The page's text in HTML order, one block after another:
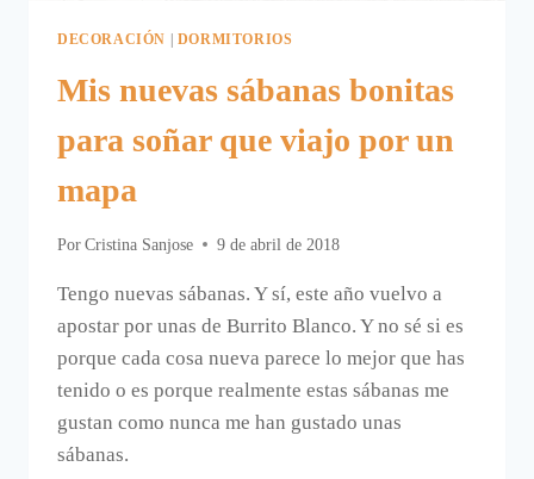
DECORACIÓN DORMITORIOS
Mis nuevas sábanas bonitas
para soñar que viajo por un
mapa
Por Cristina Sanjose 9 de abril de 2018
Tengo nuevas sábanas. Y sí, este año vuelvo a
apostar por unas de Burrito Blanco. Y no sé si es
porque cada cosa nueva parece lo mejor que has
tenido o es porque realmente estas sábanas me
gustan como nunca me han gustado unas
sábanas.